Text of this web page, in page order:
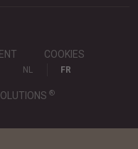
COOKIES
NL FR
®